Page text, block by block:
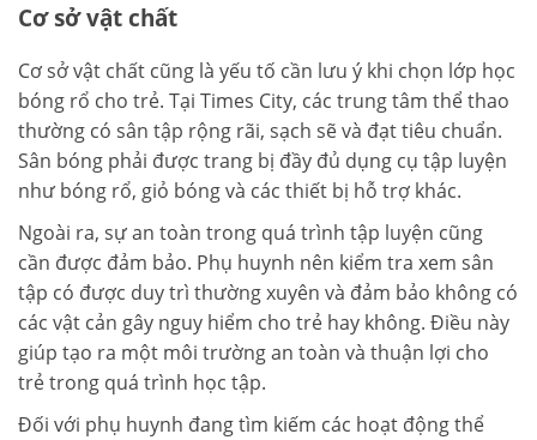
Cơ sở vật chất
Cơ sở vật chất cũng là yếu tố cần lưu ý khi chọn lớp học
bóng rổ cho trẻ. Tại Times City, các trung tâm thể thao
thường có sân tập rộng rãi, sạch sẽ và đạt tiêu chuẩn.
Sân bóng phải được trang bị đầy đủ dụng cụ tập luyện
như bóng rổ, giỏ bóng và các thiết bị hỗ trợ khác.
Ngoài ra, sự an toàn trong quá trình tập luyện cũng
cần được đảm bảo. Phụ huynh nên kiểm tra xem sân
tập có được duy trì thường xuyên và đảm bảo không có
các vật cản gây nguy hiểm cho trẻ hay không. Điều này
giúp tạo ra một môi trường an toàn và thuận lợi cho
trẻ trong quá trình học tập.
Đối với phụ huynh đang tìm kiếm các hoạt động thể